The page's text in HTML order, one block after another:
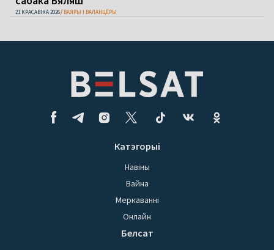
21 КРАСАВІКА 2026 ВАЯРЫ І ВАЛАНЦЁРЫ
Катэгорыі
Навіны
Вайна
Меркаванні
Онлайн
Белсат